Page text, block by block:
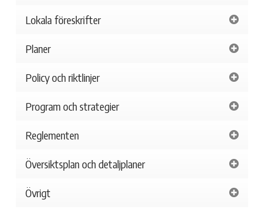
Lokala föreskrifter
Planer
Policy och riktlinjer
Program och strategier
Reglementen
Översiktsplan och detaljplaner
Övrigt